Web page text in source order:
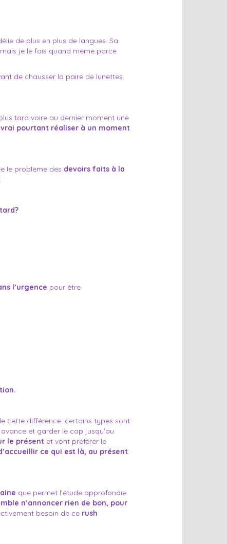
de plus en plus de langues. Sa
je le fais quand même parce
de chausser la paire de lunettes
tard voire au dernier moment une
pourtant réaliser à un moment
le problème des devoirs faits à la
l’urgence pour être
cette différence: certains types sont
et garder le cap jusqu’au
le présent et vont préférer le
ce qui est là, au présent:
que permet l’étude approfondie
n’annoncer rien de bon, pour
besoin de ce rush